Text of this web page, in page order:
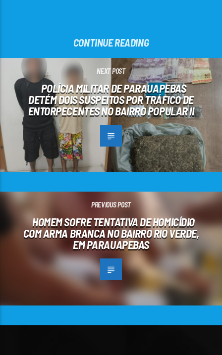
CONTINUE READING
NEXT POST
POLÍCIA MILITAR DE PARAUAPEBAS
DETÉM DOIS SUSPEITOS POR TRÁFICO DE
ENTORPECENTES NO BAIRRO POPULAR II
PREVIOUS POST
HOMEM SOFRE TENTATIVA DE HOMICÍDIO
COM ARMA BRANCA NO BAIRRO RIO VERDE,
EM PARAUAPEBAS